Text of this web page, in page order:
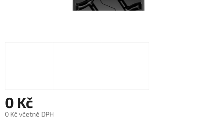
0 Kč
0 Kč včetně DPH